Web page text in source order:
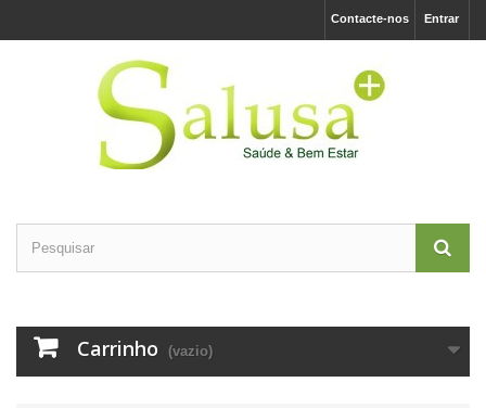
Entrar
Contacte-nos
Carrinho (vazio)